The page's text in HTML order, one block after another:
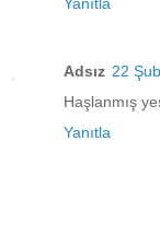
Yanıtla
Adsız 22
Haşlanmış
Yanıtla